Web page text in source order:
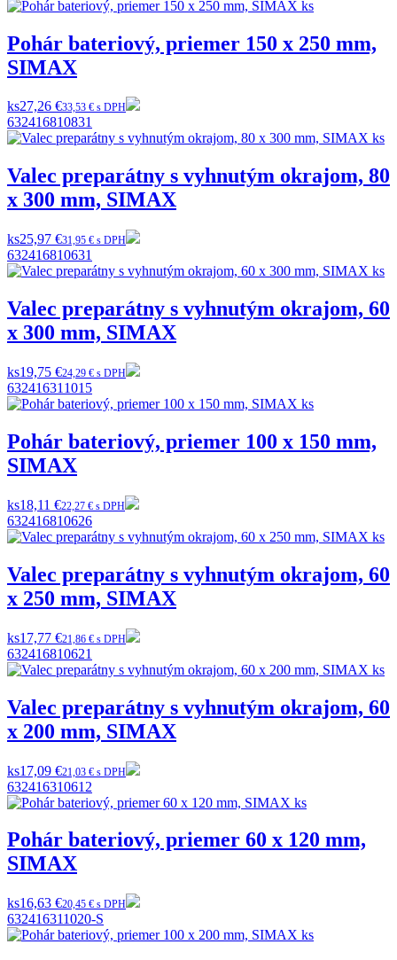
Pohár bateriový, priemer 150 x 250 mm,
SIMAX
ks27,26 €33,53 € s DPH
632416810831
Valec preparátny s vyhnutým okrajom, 80
x 300 mm, SIMAX
ks25,97 €31,95 € s DPH
632416810631
Valec preparátny s vyhnutým okrajom, 60
x 300 mm, SIMAX
ks19,75 €24,29 € s DPH
632416311015
Pohár bateriový, priemer 100 x 150 mm,
SIMAX
ks18,11 €22,27 € s DPH
632416810626
Valec preparátny s vyhnutým okrajom, 60
x 250 mm, SIMAX
ks17,77 €21,86 € s DPH
632416810621
Valec preparátny s vyhnutým okrajom, 60
x 200 mm, SIMAX
ks17,09 €21,03 € s DPH
632416310612
Pohár bateriový, priemer 60 x 120 mm,
SIMAX
ks16,63 €20,45 € s DPH
632416311020-S